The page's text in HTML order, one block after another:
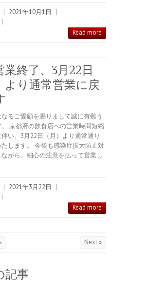
| 2021年10月1日
|
|
Read more
業終了、3月22日
より通常営業に戻
るご愛顧を賜りまして誠に有難う
京都府の飲食店への営業時間短縮
い、3月22日（月）より通常通り
します。 今後も感染症拡大防止対
がら、細心の注意を払って営業し
| 2021年3月22日
|
|
Read more
Next »
記事